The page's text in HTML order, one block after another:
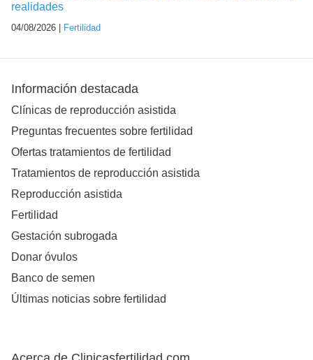
realidades
04/08/2026 | Fertilidad
Información destacada
Clínicas de reproducción asistida
Preguntas frecuentes sobre fertilidad
Ofertas tratamientos de fertilidad
Tratamientos de reproducción asistida
Reproducción asistida
Fertilidad
Gestación subrogada
Donar óvulos
Banco de semen
Últimas noticias sobre fertilidad